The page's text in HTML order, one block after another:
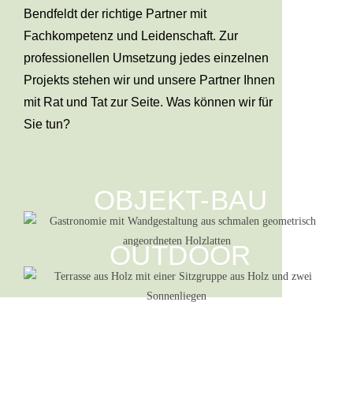
Bendfeldt der richtige Partner mit
Fachkompetenz und Leidenschaft. Zur
professionellen Umsetzung jedes einzelnen
Projekts stehen wir und unsere Partner Ihnen
mit Rat und Tat zur Seite. Was können wir für
Sie tun?
OBJEKT-BAU
OUTDOOR